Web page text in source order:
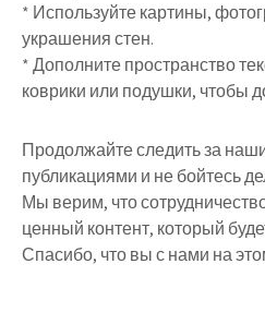
* Используйте картины,
украшения стен.
* Дополните пространство
коврики или подушки, чтобы
Продолжайте следить за
публикациями и не бойтесь
Мы верим, что
ценный контент, который
Спасибо, что вы с нами на